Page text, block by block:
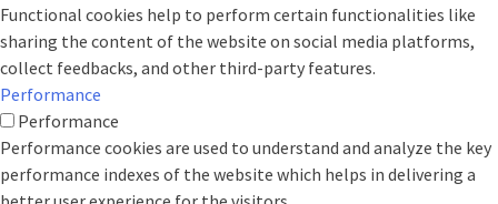
Functional cookies help to perform certain functionalities like
sharing the content of the website on social media platforms,
collect feedbacks, and other third-party features.
Performance
Performance
Performance cookies are used to understand and analyze the key
performance indexes of the website which helps in delivering a